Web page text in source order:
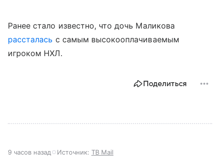
Ранее стало известно, что дочь Маликова
рассталась с самым высокооплачиваемым
игроком НХЛ.
Поделиться
9 часов назад Источник: ТВ Mail